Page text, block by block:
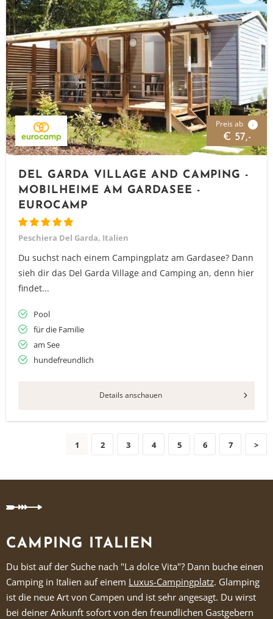
Preis ab i
€ 57,-
DEL GARDA VILLAGE AND CAMPING -
MOBILHEIME AM GARDASEE -
EUROCAMP
Peschiera Del Garda, Italien
Du suchst nach einem Campingplatz am Gardasee? Dann
sieh dir das Del Garda Village and Camping an, denn hier
findet...
Pool
für die Familie
am See
hundefreundlich
Details anschauen
1 2 3 4 5 6 7 >
CAMPING ITALIEN
Du bist auf der Suche nach "La dolce Vita"? Dann buche einen
Camping in Italien auf einem Luxus-Campingplatz. Glamping
ist die neue Art von Campen und ist sehr angesagt. Du wirst
bei deiner Ankunft sofort von den freundlichen Gastgebern